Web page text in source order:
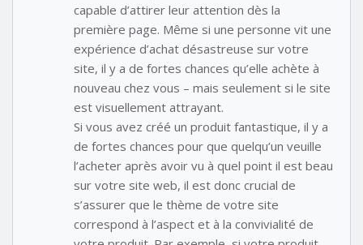
capable d’attirer leur attention dès la
première page. Même si une personne vit une
expérience d’achat désastreuse sur votre
site, il y a de fortes chances qu’elle achète à
nouveau chez vous – mais seulement si le site
est visuellement attrayant.
Si vous avez créé un produit fantastique, il y a
de fortes chances pour que quelqu’un veuille
l’acheter après avoir vu à quel point il est beau
sur votre site web, il est donc crucial de
s’assurer que le thème de votre site
correspond à l’aspect et à la convivialité de